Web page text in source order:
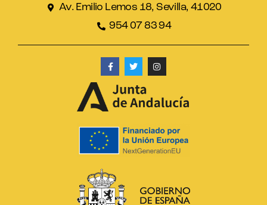
Av. Emilio Lemos 18, Sevilla, 41020
954 07 83 94